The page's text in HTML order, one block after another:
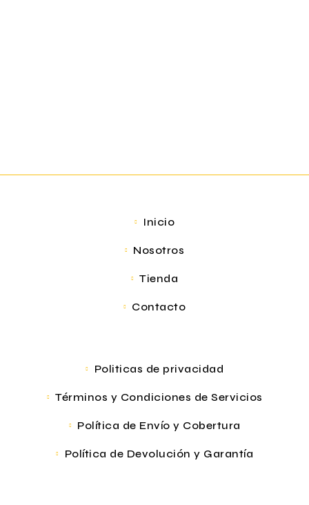
Inicio
Nosotros
Tienda
Contacto
Politicas de privacidad
Términos y Condiciones de Servicios
Política de Envío y Cobertura
Política de Devolución y Garantía